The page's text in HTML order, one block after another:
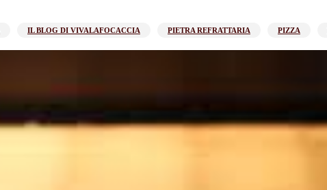
IL BLOG DI VIVALAFOCACCIA PIETRA REFRATTARIA PIZZA